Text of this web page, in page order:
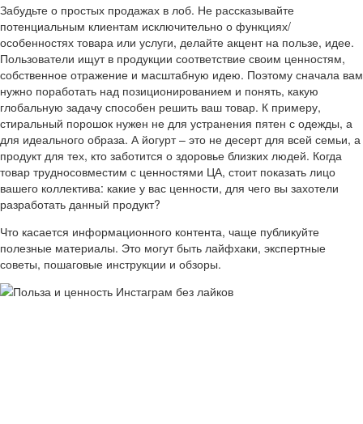
Забудьте о простых продажах в лоб. Не рассказывайте
потенциальным клиентам исключительно о функциях/
особенностях товара или услуги, делайте акцент на пользе, идее.
Пользователи ищут в продукции соответствие своим ценностям,
собственное отражение и масштабную идею. Поэтому сначала вам
нужно поработать над позиционированием и понять, какую
глобальную задачу способен решить ваш товар. К примеру,
стиральный порошок нужен не для устранения пятен с одежды, а
для идеального образа. А йогурт – это не десерт для всей семьи, а
продукт для тех, кто заботится о здоровье близких людей. Когда
товар трудносовместим с ценностями ЦА, стоит показать лицо
вашего коллектива: какие у вас ценности, для чего вы захотели
разработать данный продукт?
Что касается информационного контента, чаще публикуйте
полезные материалы. Это могут быть лайфхаки, экспертные
советы, пошаговые инструкции и обзоры.